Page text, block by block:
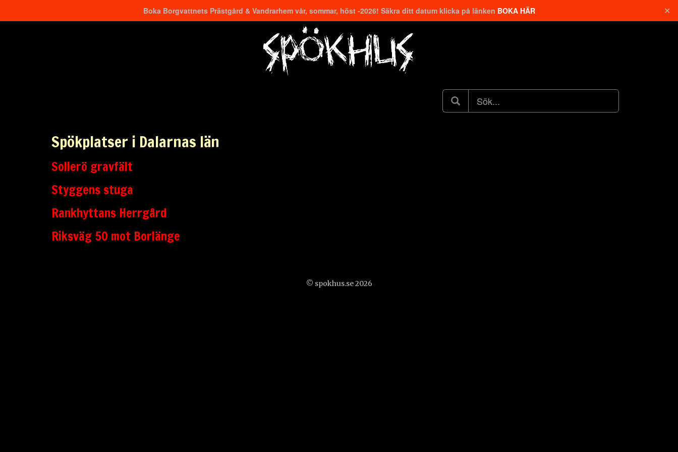
Boka Borgvattnets Prästgård & Vandrarhem vår, sommar, höst -2026! Säkra ditt datum klicka på länken BOKA HÄR ✕
Spökplatser i Dalarnas län
Sollerö gravfält
Styggens stuga
Rankhyttans Herrgård
Riksväg 50 mot Borlänge
© spokhus.se 2026